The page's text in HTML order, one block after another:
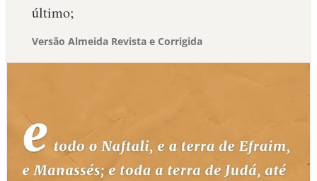
último;
Versão Almeida Revista e Corrigida